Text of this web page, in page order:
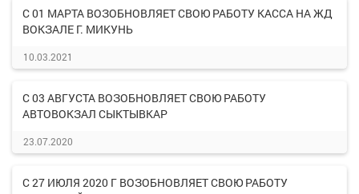
С 01 МАРТА ВОЗОБНОВЛЯЕТ СВОЮ РАБОТУ КАССА НА ЖД
ВОКЗАЛЕ Г. МИКУНЬ
10.03.2021
С 03 АВГУСТА ВОЗОБНОВЛЯЕТ СВОЮ РАБОТУ
АВТОВОКЗАЛ СЫКТЫВКАР
23.07.2020
С 27 ИЮЛЯ 2020 Г ВОЗОБНОВЛЯЕТ СВОЮ РАБОТУ